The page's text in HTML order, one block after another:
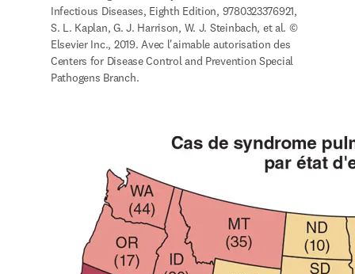
Infectious Diseases, Eighth Edition, 9780323376921,
S. L. Kaplan, G. J. Harrison, W. J. Steinbach, et al. ©
Elsevier Inc., 2019. Avec l'aimable autorisation des
Centers for Disease Control and Prevention Special
Pathogens Branch.